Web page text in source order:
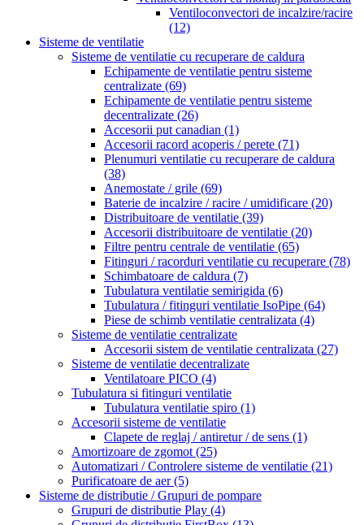
Ventiloconvectori de incalzire/racire
(12)
Sisteme de ventilatie
Sisteme de ventilatie cu recuperare de caldura
Echipamente de ventilatie pentru sisteme
centralizate (69)
Echipamente de ventilatie pentru sisteme
decentralizate (26)
Accesorii put canadian (1)
Accesorii racord acoperis / perete (71)
Plenumuri ventilatie cu recuperare de caldura
(38)
Anemostate / grile (69)
Baterie de incalzire / racire / umidificare (20)
Distribuitoare de ventilatie (39)
Accesorii distribuitoare de ventilatie (20)
Filtre pentru centrale de ventilatie (65)
Fitinguri / racorduri ventilatie cu recuperare (78)
Schimbatoare de caldura (7)
Tubulatura ventilatie semirigida (6)
Tubulatura / fitinguri ventilatie IsoPipe (64)
Piese de schimb ventilatie centralizata (4)
Sisteme de ventilatie centralizate
Accesorii sistem de ventilatie centralizata (27)
Sisteme de ventilatie decentralizate
Ventilatoare PICO (4)
Tubulatura si fitinguri ventilatie
Tubulatura ventilatie spiro (1)
Accesorii sisteme de ventilatie
Clapete de reglaj / antiretur / de sens (1)
Amortizoare de zgomot (25)
Automatizari / Controlere sisteme de ventilatie (21)
Purificatoare de aer(5)
Sisteme de distributie / Grupuri de pompare
Grupuri de distributie Play (4)